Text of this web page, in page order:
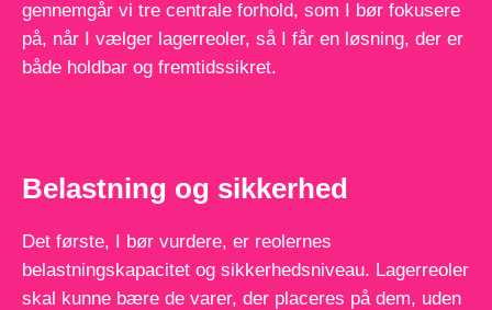
gennemgår vi tre centrale forhold, som I bør fokusere
på, når I vælger lagerreoler, så I får en løsning, der er
både holdbar og fremtidssikret.
Belastning og sikkerhed
Det første, I bør vurdere, er reolernes
belastningskapacitet og sikkerhedsniveau. Lagerreoler
skal kunne bære de varer, der placeres på dem, uden